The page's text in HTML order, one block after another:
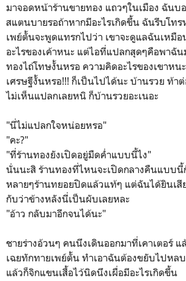
มาจอดหน้าร้านขายทอง แถวๆในเมือง ฉันบ
สแตนบายรอถ้าหากมีอะไรเกิดขึ้น ฉันรีบโท
เพย์ตั้นจะพูดแทรกไปว่า เขาจะดูแลฉันเหมื
อะไรของเค้าหนะ แต่ไอที่แปลกสุดๆคือพาฉัน
ทองไถ่โทษงั้นหรอ ความคิดอะไรของเขาหน
เศรษฐีงั้นหรอ!!! ก็เป็นไปได้นะ บ้านรวย ท้า
ไม่เห็นแปลกเลยหนิ ก็บ้านรวยอะเนอะ
"นี่ไม่แปลกใจหน่อยหรอ"
"คะ?"
"ที่ร้านทองยังเปิดอยู่มืดค่ำแบบนี้ไง"
นั่นนะสิ ร้านทองที่ไหนจะเปิดกลางคืนแบบนี้
หลายๆร้านทยอยปิดแล้วแท้ๆ แต่ฉันได้ยินเสี
กับว่าข้างหลังนี่เป็นผับเลยหละ
"อ้าว กลับมาอีกจนได้นะ"
ชายร่างอ้วนๆ คนนึงเดินออกมาที่เคาเตอร์
เฉยทักทายเพย์ตั้น ทำเอาฉันต้องขยับไปหล
แล้วก็จิกแขนเสื้อไว้นิดนึงเผื่อมีอะไรเกิดขึ้น